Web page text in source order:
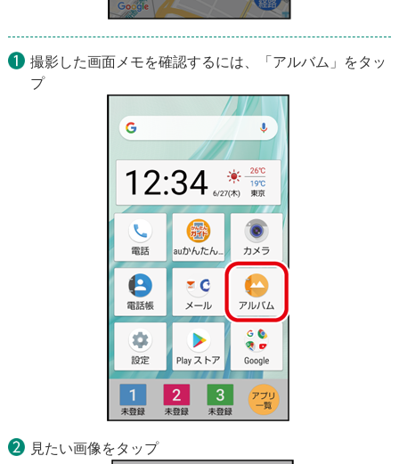
撮影した画面メモを確認するには、「アルバム」をタッ
プ
見たい画像をタップ